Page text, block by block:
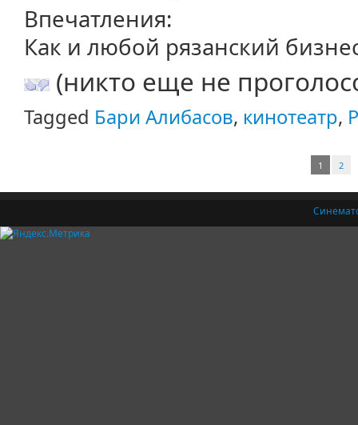
Впечатления:
Как и любой рязанский
(никто еще не
Tagged Бари Алибасов, кинотеатр,
1 2